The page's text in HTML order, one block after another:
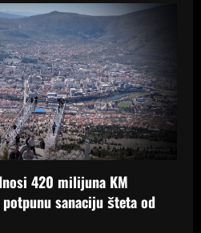
420 milijuna KM
sanaciju šteta od